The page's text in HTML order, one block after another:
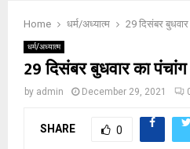
Home धर्म/अध्यात्म 29 दिसंबर
धर्म/अध्यात्म
29 दिसंबर बुधवार का
by admin December 29, 2021
SHARE 0